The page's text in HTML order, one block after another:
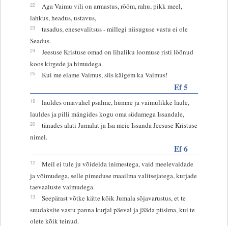
22
Aga Vaimu vili on armastus, rõõm, rahu, pikk meel,
lahkus, headus, ustavus,
23
tasadus, enesevalitsus - millegi niisuguse vastu ei ole
Seadus.
24
Jeesuse Kristuse omad on lihaliku loomuse risti löönud
koos kirgede ja himudega.
25 Kui me elame Vaimus, siis käigem ka Vaimus!
Ef 5
19
lauldes omavahel psalme, hümne ja vaimulikke laule,
lauldes ja pilli mängides kogu oma südamega Issandale,
20
tänades alati Jumalat ja Isa meie Issanda Jeesuse Kristuse
nimel.
Ef 6
12
Meil ei tule ju võidelda inimestega, vaid meelevaldade
ja võimudega, selle pimeduse maailma valitsejatega, kurjade
taevaaluste vaimudega.
13
Seepärast võtke kätte kõik Jumala sõjavarustus, et te
suudaksite vastu panna kurjal päeval ja jääda püsima, kui te
olete kõik teinud.